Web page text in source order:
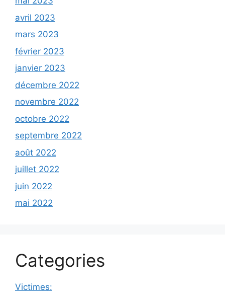
avril 2023
mars 2023
février 2023
janvier 2023
décembre 2022
novembre 2022
octobre 2022
septembre 2022
août 2022
juillet 2022
juin 2022
mai 2022
Categories
Victimes: